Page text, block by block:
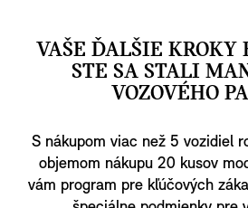
VAŠE ĎALŠIE KROKY
STE SA STALI
VOZOVÉHO
S nákupom viac než 5 vozidiel
objemom nákupu 20 kusov
vám program pre kľúčových